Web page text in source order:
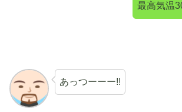
最高気温
あっつーーー!!